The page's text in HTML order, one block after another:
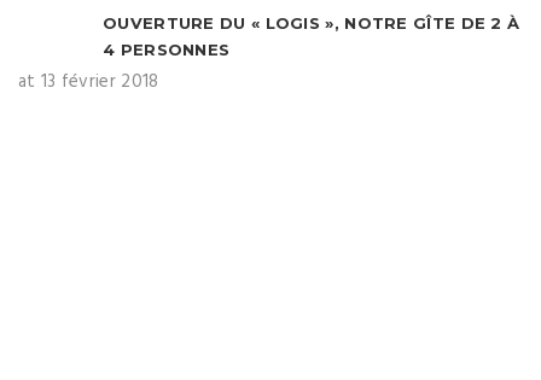
OUVERTURE DU « LOGIS », NOTRE GÎTE DE 2 À
4 PERSONNES
at 13 février 2018